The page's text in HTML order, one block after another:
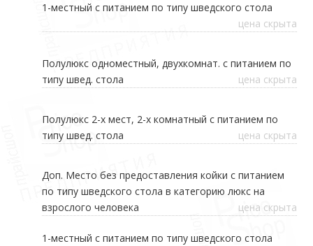
1-местный с питанием по типу шведского стола
цена скрыта
Полулюкс одноместный, двухкомнат. с питанием по
типу швед. стола
цена скрыта
Полулюкс 2-х мест, 2-х комнатный с питанием по
типу швед. стола
цена скрыта
Доп. Место без предоставления койки с питанием
по типу шведского стола в категорию люкс на
взрослого человека
цена скрыта
1-местный с питанием по типу шведского стола